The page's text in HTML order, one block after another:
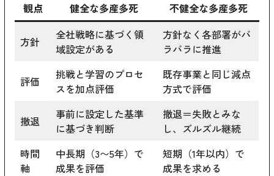
観点 健全な多産多死 不健全な多産多死
方針
全社戦略に基づく領
域設定がある
方針なく各部署がバ
ラバラに推進
評価
挑戦と学習のプロセ
スを加点評価
既存事業と同じ減点
方式で評価
撤退
事前に設定した基準
に基づき判断
撤退＝失敗とみな
し、ズルズル継続
時間
軸
中長期（3〜5年）で
成果を評価
短期（1年以内）で
成果を求める